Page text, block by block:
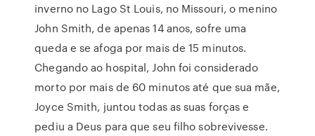
inverno no Lago St Louis, no Missouri, o menino
John Smith, de apenas 14 anos, sofre uma
queda e se afoga por mais de 15 minutos.
Chegando ao hospital, John foi considerado
morto por mais de 60 minutos até que sua mãe,
Joyce Smith, juntou todas as suas forças e
pediu a Deus para que seu filho sobrevivesse.